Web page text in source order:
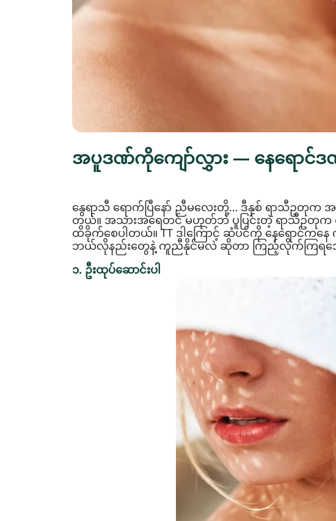
အပူဒဏ်ကိုကျော်လွှား — နေရော
နွေရာသီ ရောက်ပြီနော် ညီမလေးတို့… ဒီနှစ် ရာသီဥတုက အရ
တယ်။ အသားအရေတင် မဟုတ်ဘဲ ပူပြင်းတဲ့ ရာသီဥတုက
ထိခိုက်စေပါတယ်။ TT ဒါကြောင့် ဆံပင်ကို နေရောင်
ဘယ်လိုနည်းတွေနဲ့ ကူညီနိုင်မလဲ ဆိုတာ ကြည့်လိုက်ကြရအေ
၁. ဦးထုပ်ဆောင်းပါ